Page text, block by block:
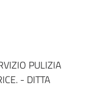
PULIZIA
- DITTA